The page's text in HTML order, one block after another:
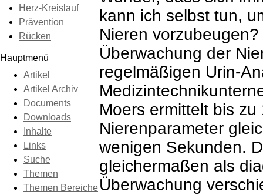
Herz-Kreislauf
Prävention
Rücken
Hauptmenü
Artikel
Artikel Archiv
Documents
Downloads
Inhalte
Links
Suche
Themen
Themen Bereiche
kann ich selbst tun,
Nieren
Überwachung der
regelmäßigen Urin-
Moers ermittelt bis
Nierenparameter
wenigen Sekunden.
gleichermaßen als
Überwachung